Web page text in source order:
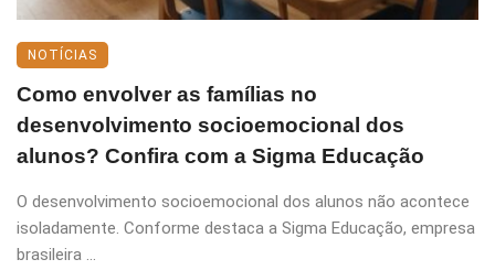
NOTÍCIAS
Como envolver as famílias no
desenvolvimento socioemocional dos
alunos? Confira com a Sigma Educação
O desenvolvimento socioemocional dos alunos não acontece
isoladamente. Conforme destaca a Sigma Educação, empresa
brasileira ...